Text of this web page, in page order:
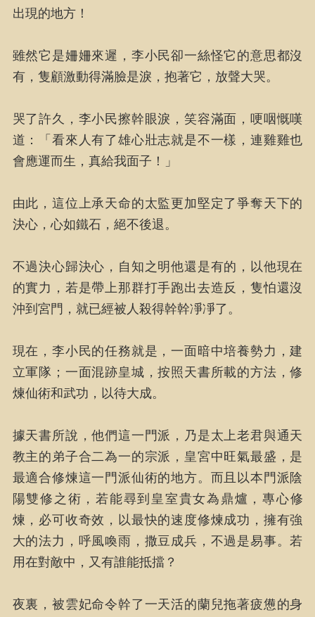
出現的地方！
雖然它是姍姍來遲，李小民卻一絲怪它的意思都沒
有，隻顧激動得滿臉是淚，抱著它，放聲大哭。
哭了許久，李小民擦幹眼淚，笑容滿面，哽咽慨嘆
道：「看來人有了雄心壯志就是不一樣，連雞雞也
會應運而生，真給我面子！」
由此，這位上承天命的太監更加堅定了爭奪天下的
決心，心如鐵石，絕不後退。
不過決心歸決心，自知之明他還是有的，以他現在
的實力，若是帶上那群打手跑出去造反，隻怕還沒
沖到宮門，就已經被人殺得幹幹凈凈了。
現在，李小民的任務就是，一面暗中培養勢力，建
立軍隊；一面混跡皇城，按照天書所載的方法，修
煉仙術和武功，以待大成。
據天書所說，他們這一門派，乃是太上老君與通天
教主的弟子合二為一的宗派，皇宮中旺氣最盛，是
最適合修煉這一門派仙術的地方。而且以本門派陰
陽雙修之術，若能尋到皇室貴女為鼎爐，專心修
煉，必可收奇效，以最快的速度修煉成功，擁有強
大的法力，呼風喚雨，撒豆成兵，不過是易事。若
用在對敵中，又有誰能抵擋？
夜裏，被雲妃命令幹了一天活的蘭兒拖著疲憊的身